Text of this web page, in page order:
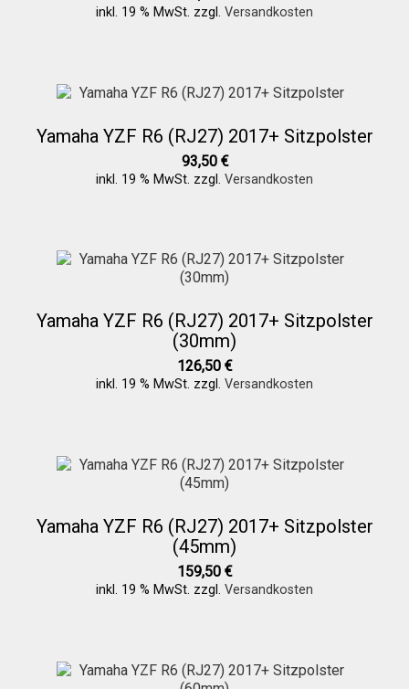
inkl. 19 % MwSt. zzgl. Versandkosten
Yamaha YZF R6 (RJ27) 2017+ Sitzpolster
93,50 €
inkl. 19 % MwSt. zzgl. Versandkosten
Yamaha YZF R6 (RJ27) 2017+ Sitzpolster
(30mm)
126,50 €
inkl. 19 % MwSt. zzgl. Versandkosten
Yamaha YZF R6 (RJ27) 2017+ Sitzpolster
(45mm)
159,50 €
inkl. 19 % MwSt. zzgl. Versandkosten